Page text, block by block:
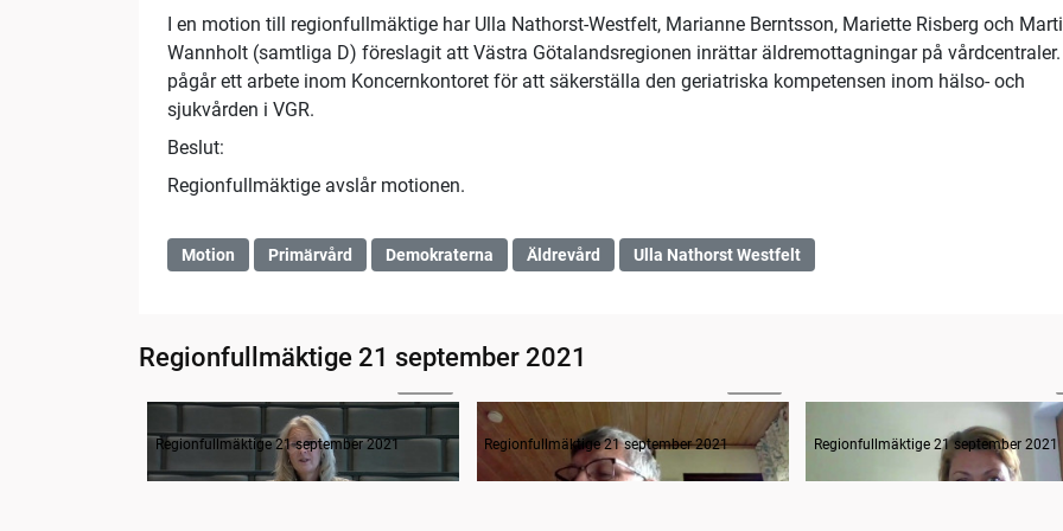
I en motion till regionfullmäktige har Ulla Nathorst-Westfelt, Marianne Berntsson, Mariette Risberg och
Wannholt (samtliga D) föreslagit att Västra Götalandsregionen inrättar äldremottagningar på
pågår ett arbete inom Koncernkontoret för att säkerställa den geriatriska kompetensen inom hälso- och
sjukvården i VGR.
Beslut:
Regionfullmäktige avslår motionen.
Motion Primärvård Demokraterna Äldrevård Ulla Nathorst Westfelt
Regionfullmäktige 21 september 2021
Inledande formalia
Regionfullmäktige 21 september 2021
Frågestund
Regionfullmäktige 21 september 2021 Regionfullmäktige 21 september 2021